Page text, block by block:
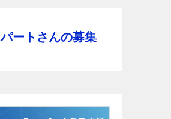
パートさんの募集